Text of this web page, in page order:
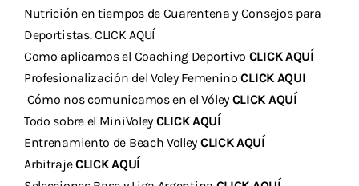
Nutrición en tiempos de Cuarentena y Consejos para
Deportistas.CLICK AQUÍ
Como aplicamos el Coaching Deportivo CLICK AQUÍ
Profesionalización del Voley FemeninoCLICK AQUI
Cómo nos comunicamos en el Vóley CLICK AQUÍ
Todo sobre el MiniVoley CLICK AQUÍ
Entrenamiento de Beach Volley CLICK AQUÍ
ArbitrajeCLICK AQUÍ